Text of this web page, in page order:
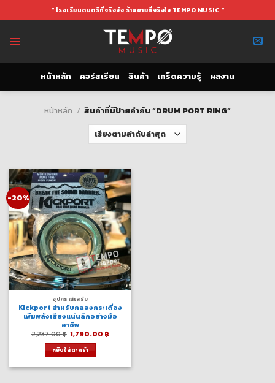
to
" โรงเรียนดนตรีที่จริงจัง ร้านขายที่จริงใจ TEMPO MUSIC "
หน้าหลัก คอร์สเรียน สินค้า เกร็ดความรู้ ผลงาน
หน้าหลัก / สินค้าที่มีป้ายกำกับ “DRUM PORT RING”
-20%
อุปกรณ์เสริม
Kickport สำหรับกลองกระเดื่อง
เพิ่มพลังเสียงแน่นลึกอย่างมือ
อาชีพ
2,237.00฿ Original
price
was:
2,237.00 ฿.
1,790.00 ฿
หยิบใส่ตะกร้า